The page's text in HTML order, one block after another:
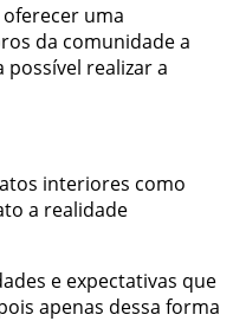
oferecer uma
da comunidadea
possível realizara
interiores como
a realidade
e expectativas que
apenas dessa forma